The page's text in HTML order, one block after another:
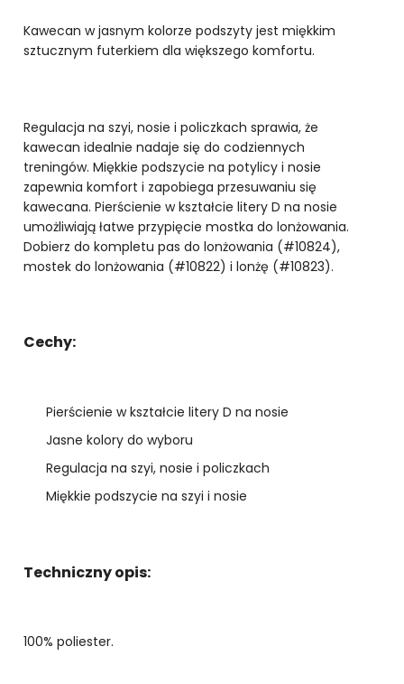
Kawecan w jasnym kolorze podszyty jest miękkim
sztucznym futerkiem dla większego komfortu.
Regulacja na szyi, nosie i policzkach sprawia, że
kawecan idealnie nadaje się do codziennych
treningów. Miękkie podszycie na potylicy i nosie
zapewnia komfort i zapobiega przesuwaniu się
kawecana. Pierścienie w kształcie litery D na nosie
umożliwiają łatwe przypięcie mostka do lonżowania.
Dobierz do kompletu pas do lonżowania (#10824),
mostek do lonżowania (#10822) i lonżę (#10823).
Cechy:
Pierścienie w kształcie litery D na nosie
Jasne kolory do wyboru
Regulacja na szyi, nosie i policzkach
Miękkie podszycie na szyi i nosie
Techniczny opis:
100% poliester.